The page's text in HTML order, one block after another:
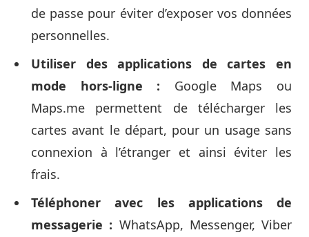
de passe pour éviter d’exposer vos données
personnelles.
Utiliser des applications de cartes en
mode hors-ligne : Google Maps ou
Maps.me permettent de télécharger les
cartes avant le départ, pour un usage sans
connexion à l’étranger et ainsi éviter les
frais.
Téléphoner avec les applications de
messagerie : WhatsApp, Messenger, Viber